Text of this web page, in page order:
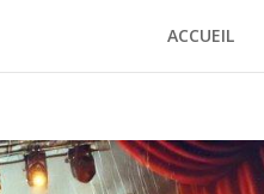
ACCUEIL